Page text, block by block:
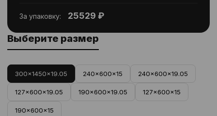
За упаковку: 25529 ₽
Выберите размер
300x1450x19.05 240x600x15 240x600x19.05
127x600x19.05 190x600x19.05 127x600x15
190x600x15